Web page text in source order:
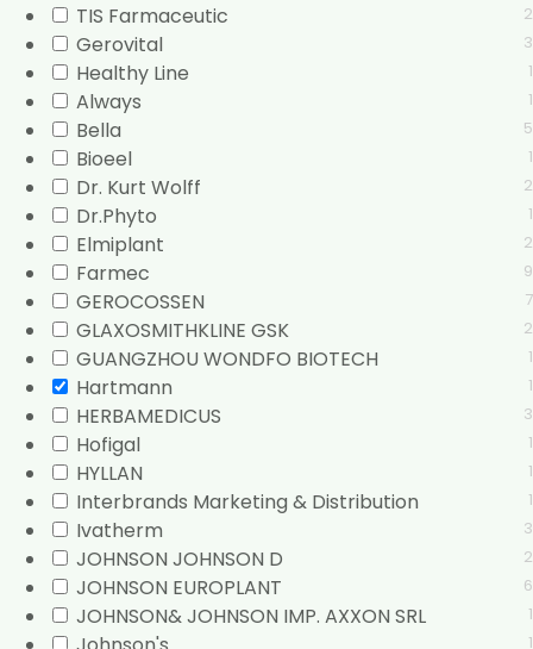
TIS Farmaceutic
2
Gerovital 3
Healthy Line 1
Always 1
Bella 5
Bioeel 1
Dr. Kurt Wolff 2
Dr.Phyto 1
Elmiplant 2
Farmec 9
GEROCOSSEN 7
GLAXOSMITHKLINE GSK 2
GUANGZHOU WONDFO BIOTECH 1
Hartmann 1
HERBAMEDICUS 3
Hofigal 1
HYLLAN 1
Interbrands Marketing & Distribution 1
Ivatherm 3
JOHNSON JOHNSON D 2
JOHNSON EUROPLANT 6
JOHNSON& JOHNSON IMP. AXXON SRL 1
1